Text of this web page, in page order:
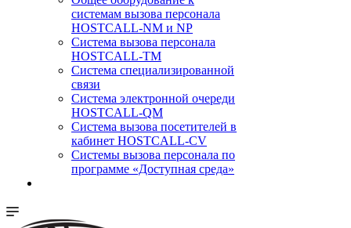
системам вызова персонала
HOSTCALL-NM и NP
Система вызова персонала
HOSTCALL-TM
Система специализированной
связи
Система электронной очереди
HOSTCALL-QM
Cистема вызова посетителей в
кабинет HOSTCALL-CV
Системы вызова персонала по
программе «Доступная среда»